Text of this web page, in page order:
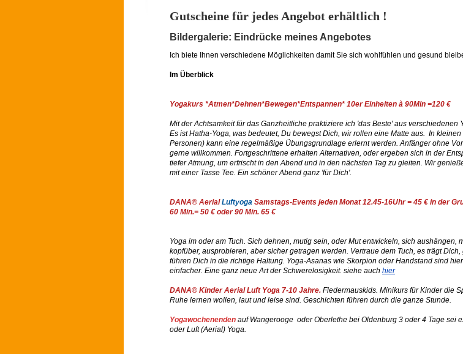
Gutscheine für jedes Angebot erhältlich !
Bildergalerie: Eindrücke meines Angebotes
Ich biete Ihnen verschiedene Möglichkeiten damit Sie sich wohlfühlen und gesund
Im Überblick
Yogakurs *Atmen*Dehnen*Bewegen*Entspannen* 10er Einheiten à 90Min =120 €
Mit der Achtsamkeit für das Ganzheitliche praktiziere ich 'das Beste' aus verschiedenen
Es ist Hatha-Yoga, was bedeutet, Du bewegst Dich, wir rollen eine Matte aus. In kleinen
Personen) kann eine regelmäßige Übungsgrundlage erlernt werden. Anfänger ohne
gerne willkommen. Fortgeschrittene erhalten Alternativen, oder ergeben sich in der
tiefer Atmung, um erfrischt in den Abend und in den nächsten Tag zu gleiten. Wir
mit einer Tasse Tee. Ein schöner Abend ganz 'für Dich'.
DANA® Aerial Luftyoga Samstags-Events jeden Monat 12.45-16Uhr = 45 € in der
60 Min.= 50 € oder 90 Min. 65 €
Yoga im oder am Tuch. Sich dehnen, mutig sein, oder Mut entwickeln, sich aushängen,
kopfüber, ausprobieren, aber sicher getragen werden. Vertraue dem Tuch, es trägt
führen Dich in die richtige Haltung. Yoga-Asanas wie Skorpion oder Handstand sind
einfacher. Eine ganz neue Art der Schwerelosigkeit. siehe auch hier
DANA® Kinder Aerial Luft Yoga 7-10 Jahre. Fledermauskids. Minikurs für Kinder die
Ruhe lernen wollen, laut und leise sind. Geschichten führen durch die ganze Stunde.
Yogawochenenden auf Wangerooge oder Oberlethe bei Oldenburg 3 oder 4 Tage sei
oder Luft (Aerial) Yoga.